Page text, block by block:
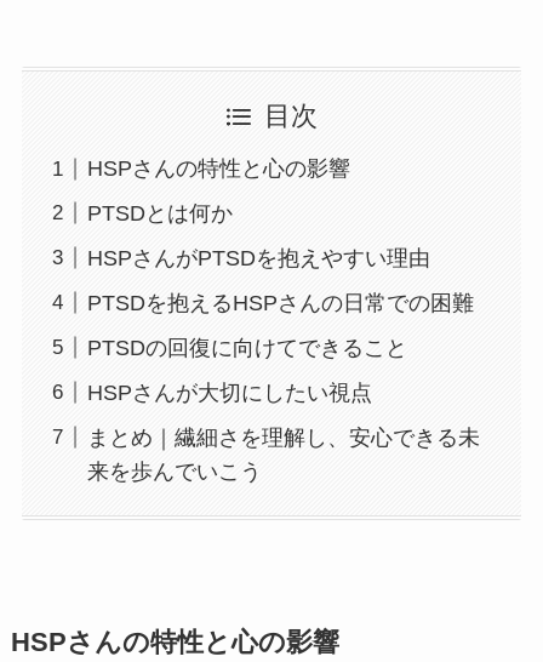
目次
HSPさんの特性と心の影響
PTSDとは何か
HSPさんがPTSDを抱えやすい理由
PTSDを抱えるHSPさんの日常での困難
PTSDの回復に向けてできること
HSPさんが大切にしたい視点
まとめ｜繊細さを理解し、安心できる未
来を歩んでいこう
HSPさんの特性と心の影響